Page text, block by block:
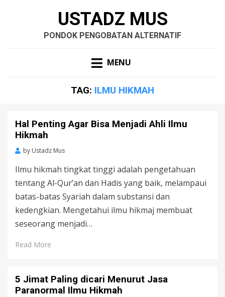
USTADZ MUS
PONDOK PENGOBATAN ALTERNATIF
MENU
TAG: ILMU HIKMAH
Hal Penting Agar Bisa Menjadi Ahli Ilmu
Hikmah
by Ustadz Mus
Ilmu hikmah tingkat tinggi adalah pengetahuan
tentang Al-Qur’an dan Hadis yang baik, melampaui
batas-batas Syariah dalam substansi dan
kedengkian. Mengetahui ilmu hikmaj membuat
seseorang menjadi…
Read More
5 Jimat Paling dicari Menurut Jasa
Paranormal Ilmu Hikmah